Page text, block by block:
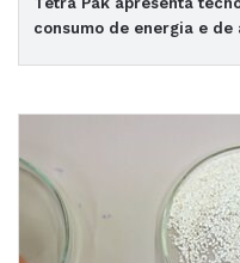
consumo de energia e